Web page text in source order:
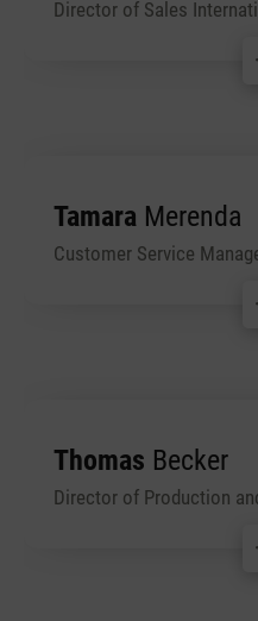
Director of Sales
Tamara Merenda
Customer Service
Thomas Becker
Director of Production